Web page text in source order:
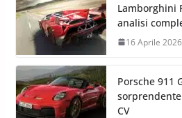
Lamborghini
analisi
16 Aprile 2026
Porsche 911
CV